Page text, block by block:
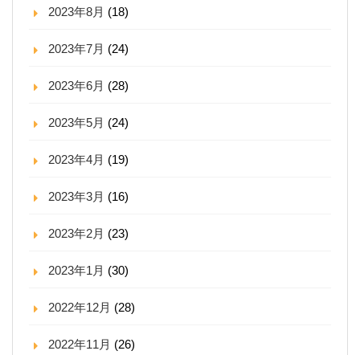
2023年8月 (18)
2023年7月 (24)
2023年6月 (28)
2023年5月 (24)
2023年4月 (19)
2023年3月 (16)
2023年2月 (23)
2023年1月 (30)
2022年12月 (28)
2022年11月 (26)